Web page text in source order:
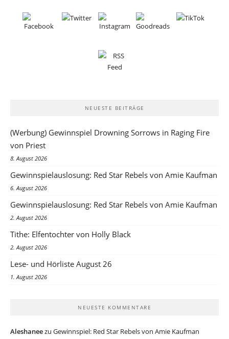
NEUESTE BEITRÄGE
(Werbung) Gewinnspiel Drowning Sorrows in Raging Fire
von Priest
8. August 2026
Gewinnspielauslosung: Red Star Rebels von Amie Kaufman
6. August 2026
Gewinnspielauslosung: Red Star Rebels von Amie Kaufman
2. August 2026
Tithe: Elfentochter von Holly Black
2. August 2026
Lese- und Hörliste August 26
1. August 2026
NEUESTE KOMMENTARE
Aleshaneezu Gewinnspiel: Red Star Rebels von Amie Kaufman